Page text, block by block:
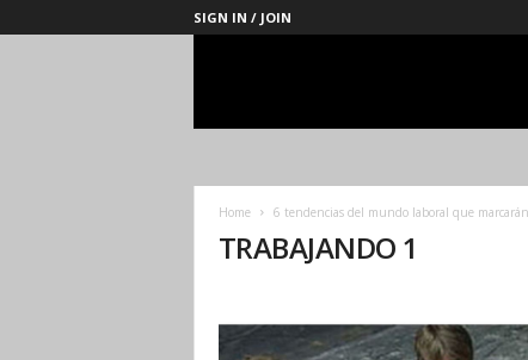
SIGN IN / JOIN
Management
Home 6 tendencias del mundo laboral que
TRABAJANDO 1